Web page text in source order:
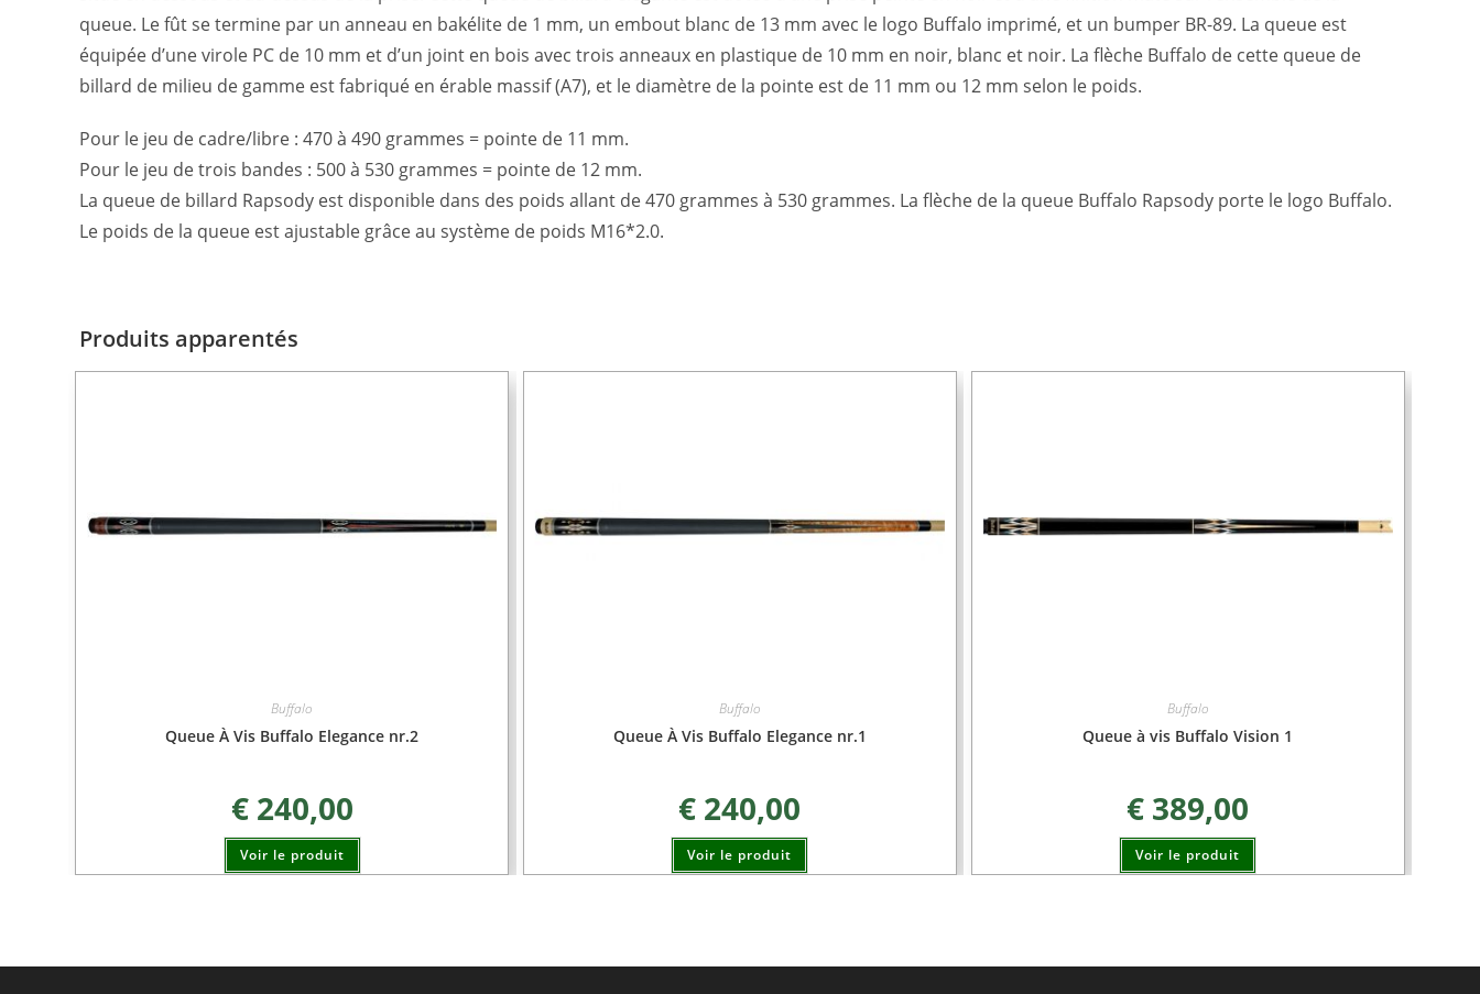
queue. Le fût se termine par un anneau en bakélite de 1 mm, un embout blanc de 13 mm avec le logo Buffalo imprimé, et un bumper BR-89. La queue est
équipée d’une virole PC de 10 mm et d’un joint en bois avec trois anneaux en plastique de 10 mm en noir, blanc et noir. La flèche Buffalo de cette queue de
billard de milieu de gamme est fabriqué en érable massif (A7), et le diamètre de la pointe est de 11 mm ou 12 mm selon le poids.
Pour le jeu de cadre/libre : 470 à 490 grammes = pointe de 11 mm.
Pour le jeu de trois bandes : 500 à 530 grammes = pointe de 12 mm.
La queue de billard Rapsody est disponible dans des poids allant de 470 grammes à 530 grammes. La flèche de la queue Buffalo Rapsody porte le logo Buffalo.
Le poids de la queue est ajustable grâce au système de poids M16*2.0.
Produits apparentés
Buffalo
Queue À Vis Buffalo Elegance nr.2
€240,00
Voir le produit
Buffalo
Queue À Vis Buffalo Elegance nr.1
€ 240,00
Voir le produit
Buffalo
Queue à vis Buffalo Vision 1
€ 389,00
Voir le produit